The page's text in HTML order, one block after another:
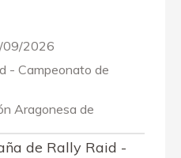
2026
- Campeonato de
Aragonesa de
de Rally Raid -